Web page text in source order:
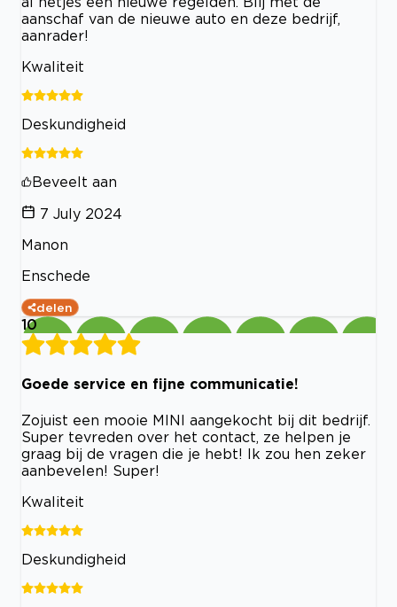
aanschaf van de nieuwe auto en deze bedrijf,
aanrader!
Kwaliteit
Deskundigheid
Beveelt aan
7 July 2024
Manon
Enschede
delen
10
Goede service en fijne communicatie!
Zojuist een mooie MINI aangekocht bij dit bedrijf.
Super tevreden over het contact, ze helpen je
graag bij de vragen die je hebt! Ik zou hen zeker
aanbevelen! Super!
Kwaliteit
Deskundigheid